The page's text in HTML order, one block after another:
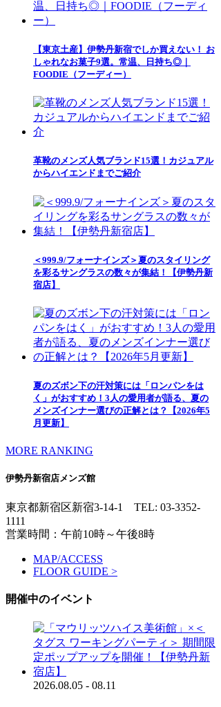
【東京土産】伊勢丹新宿でしか買えない！ お
しゃれなお菓子9選。常温、日持ち◎｜
FOODIE（フーディー）
革靴のメンズ人気ブランド15選！カジュアル
からハイエンドまでご紹介
＜999.9/フォーナインズ＞夏のスタイリング
を彩るサングラスの数々が集結！【伊勢丹新
宿店】
夏のズボン下の汗対策には「ロンパンをは
く」がおすすめ！3人の愛用者が語る、夏の
メンズインナー選びの正解とは？【2026年5
月更新】
MORE RANKING
伊勢丹新宿店メンズ館
東京都新宿区新宿3-14-1 TEL: 03-3352-
1111
営業時間：午前10時～午後8時
MAP/ACCESS
FLOOR GUIDE >
開催中のイベント
2026.08.05 - 08.11